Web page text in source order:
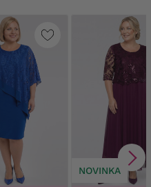
NOVINKA